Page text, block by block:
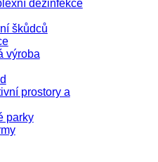
dezinfekce
škůdců
výroba
prostory a
parky